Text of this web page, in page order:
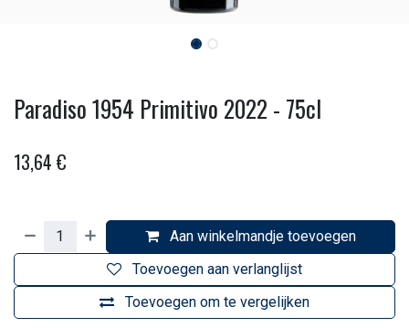
Paradiso 1954 Primitivo 2022 - 75cl
13,64 €
Aan winkelmandje toevoegen
Toevoegen om te vergelijken
Toevoegen aan verlanglijst